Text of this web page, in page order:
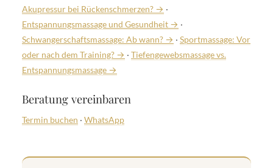
Akupressur bei Rückenschmerzen? → ·
Entspannungsmassage und Gesundheit → ·
Schwangerschaftsmassage: Ab wann? → · Sportmassage: Vor
oder nach dem Training? → · Tiefengewebsmassage vs.
Entspannungsmassage →
Beratung vereinbaren
Termin buchen · WhatsApp